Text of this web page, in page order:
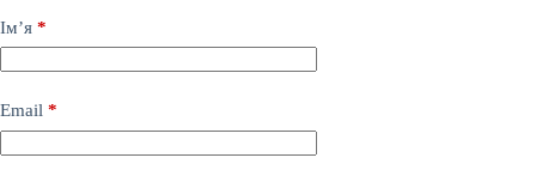
Ім’я *
Email *